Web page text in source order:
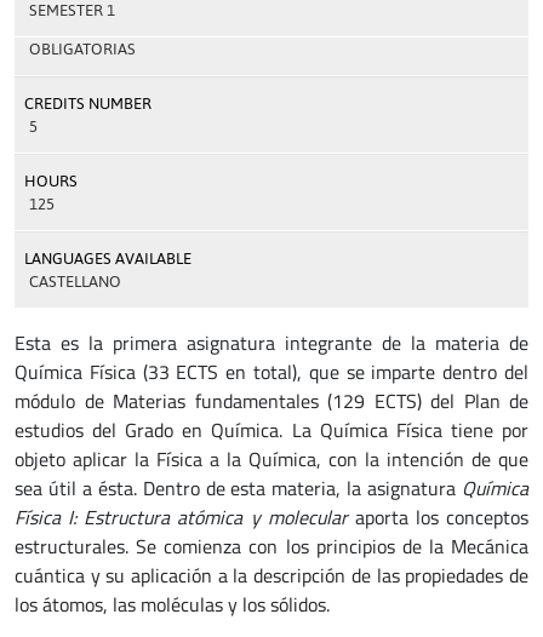
SEMESTER 1
OBLIGATORIAS
CREDITS NUMBER
5
HOURS
125
LANGUAGES AVAILABLE
CASTELLANO
Esta es la primera asignatura integrante de la materia de
Química Física (33 ECTS en total), que se imparte dentro del
módulo de Materias fundamentales (129 ECTS) del Plan de
estudios del Grado en Química. La Química Física tiene por
objeto aplicar la Física a la Química, con la intención de que
sea útil a ésta. Dentro de esta materia, la asignatura Química
Física I: Estructura atómica y molecularaporta los conceptos
estructurales. Se comienza con los principios de la Mecánica
cuántica y su aplicación a la descripción de las propiedades de
los átomos, las moléculas y los sólidos.